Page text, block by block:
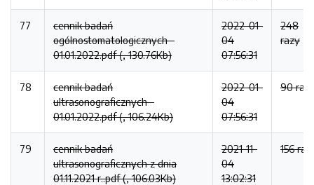
77
cennik badań
ogólnostomatologicznych -
01.01.2022.pdf (, 130.76Kb)
2022-01-
04
07:56:31
248
razy
78
cennik badań
ultrasonograficznych -
01.01.2022.pdf (, 106.24Kb)
2022-01-
04
07:56:31
90
79
cennik badań
ultrasonograficznych z dnia
01.11.2021 r..pdf (, 106.03Kb)
2021-11-
04
13:02:31
156